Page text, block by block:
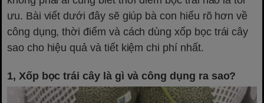
ưu. Bài viết dưới đây sẽ giúp bà con hiểu rõ hơn về
công dụng, thời điểm và cách dùng xốp bọc trái cây
sao cho hiệu quả và tiết kiệm chi phí nhất.
1, Xốp bọc trái cây là gì và công dụng ra sao?